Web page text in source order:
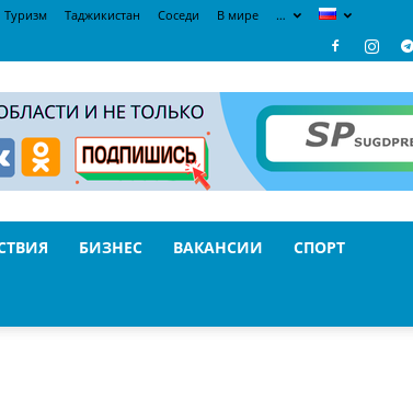
Туризм Таджикистан Соседи В мире …
БИЗНЕС ВАКАНСИИ СПОРТ